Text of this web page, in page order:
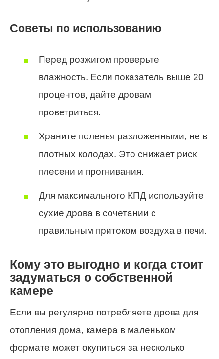
Советы по использованию
Перед розжигом проверьте
влажность. Если показатель выше 20
процентов, дайте дровам
проветриться.
Храните поленья разложенными, не в
плотных колодах. Это снижает риск
плесени и прогнивания.
Для максимального КПД используйте
сухие дрова в сочетании с
правильным притоком воздуха в печи.
Кому это выгодно и когда стоит
задуматься о собственной
камере
Если вы регулярно потребляете дрова для
отопления дома, камера в маленьком
формате может окупиться за несколько